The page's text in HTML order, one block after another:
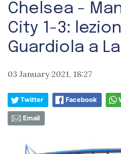
Chelsea -
City 1-3:
Guardiola a
03 January 2021, 18:27
Twitter Facebook
Email